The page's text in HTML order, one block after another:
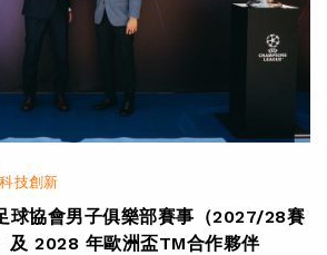
科技創新
球協會男子俱樂部賽事（2027/28賽
及 2028 年歐洲盃TM合作夥伴